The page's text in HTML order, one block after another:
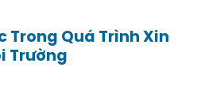
Trong Quá Trình Xin
Trường